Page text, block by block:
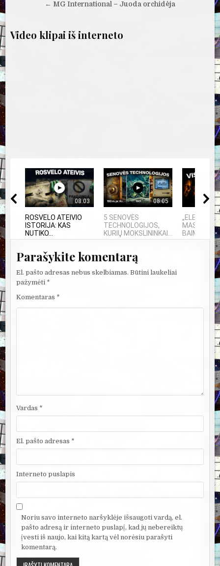
← MG International – Juoda orchidėja
Video klipai iš interneto
08:03
ROSVELO ATEIVIO
ISTORIJA: KAS
NUTIKO...
08:05
5 SENOVĖS
TECHNOLOGIJOS,
KURIŲ MOKSLININKAI...
„ELEKTROS
MASINĖ
BAIMĖS
Parašykite komentarą
El. pašto adresas nebus skelbiamas. Būtini laukeliai
pažymėti *
Komentaras *
Vardas *
El. pašto adresas *
Interneto puslapis
Noriu savo interneto naršyklėje išsaugoti vardą, el.
pašto adresą ir interneto puslapį, kad jų nebereiktų
įvesti iš naujo, kai kitą kartą vėl norėsiu parašyti
komentarą.